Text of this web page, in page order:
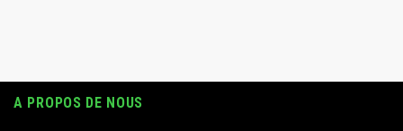
A PROPOS DE NOUS